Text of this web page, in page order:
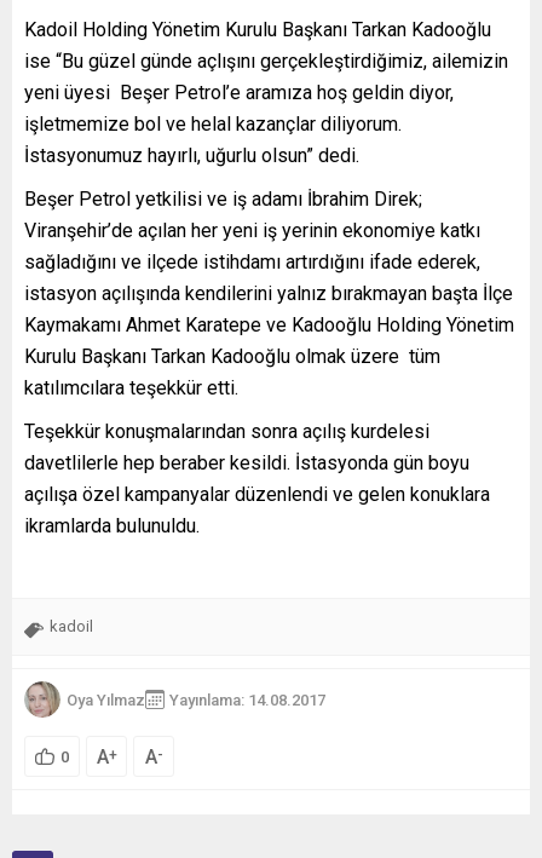
Kadoil Holding Yönetim Kurulu Başkanı Tarkan Kadooğlu
ise “Bu güzel günde açlışını gerçekleştirdiğimiz, ailemizin
yeni üyesi Beşer Petrol’e aramıza hoş geldin diyor,
işletmemize bol ve helal kazançlar diliyorum.
İstasyonumuz hayırlı, uğurlu olsun” dedi.
Beşer Petrol yetkilisi ve iş adamı İbrahim Direk;
Viranşehir’de açılan her yeni iş yerinin ekonomiye katkı
sağladığını ve ilçede istihdamı artırdığını ifade ederek,
istasyon açılışında kendilerini yalnız bırakmayan başta İlçe
Kaymakamı Ahmet Karatepe ve Kadooğlu Holding Yönetim
Kurulu Başkanı Tarkan Kadooğlu olmak üzere tüm
katılımcılara teşekkür etti.
Teşekkür konuşmalarından sonra açılış kurdelesi
davetlilerle hep beraber kesildi. İstasyonda gün boyu
açılışa özel kampanyalar düzenlendi ve gelen konuklara
ikramlarda bulunuldu.
kadoil
Oya Yılmaz Yayınlama: 14.08.2017
0 A+ A-